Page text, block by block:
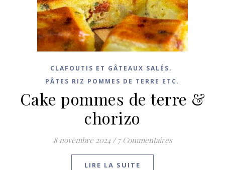
CLAFOUTIS ET GÂTEAUX SALÉS,
PÂTES RIZ POMMES DE TERRE ETC.
Cake pommes de terre &
chorizo
8 novembre 2024 / 7 Commentaires
LIRE LA SUITE